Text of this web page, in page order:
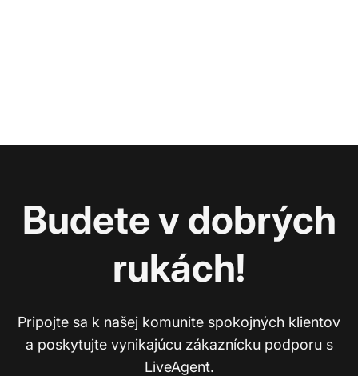
Budete v dobrých
rukách!
Pripojte sa k našej komunite spokojných klientov
a poskytujte vynikajúcu zákaznícku podporu s
LiveAgent.